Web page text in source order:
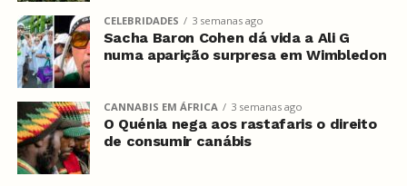
CELEBRIDADES 3 semanas ago
Sacha Baron Cohen dá vida a Ali G
numa aparição surpresa em Wimbledon
CANNABIS EM ÁFRICA 3 semanas ago
O Quénia nega aos rastafaris o direito
de consumir canábis